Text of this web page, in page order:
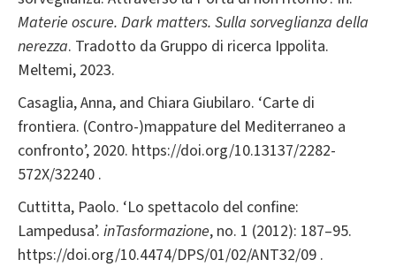
Materie oscure. Dark matters. Sulla sorveglianza della
nerezza. Tradotto da Gruppo di ricerca Ippolita.
Meltemi, 2023.
Casaglia, Anna, and Chiara Giubilaro. ‘Carte di
frontiera. (Contro-)mappature del Mediterraneo a
confronto’, 2020. https://doi.org/10.13137/2282-
572X/32240 .
Cuttitta, Paolo. ‘Lo spettacolo del confine:
Lampedusa’. inTasformazione, no. 1 (2012): 187–95.
https://doi.org/10.4474/DPS/01/02/ANT32/09 .